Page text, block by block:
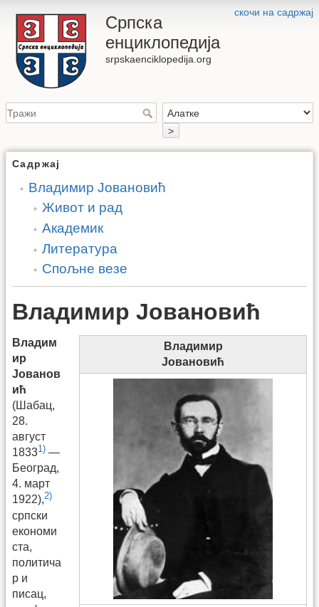
скочи на садржај
Српска
енциклопедија
srpskaenciklopedija.org
>
Садржај
Владимир Јовановић
Живот и рад
Академик
Литература
Спољне везе
Владимир Јовановић
Владимир
Јовановић
Владим
ир
Јованов
ић
(Шабац,
28.
август
18331) —
Београд,
4. март
1922),2)
српски
економи
ста,
политича
р и
писац,